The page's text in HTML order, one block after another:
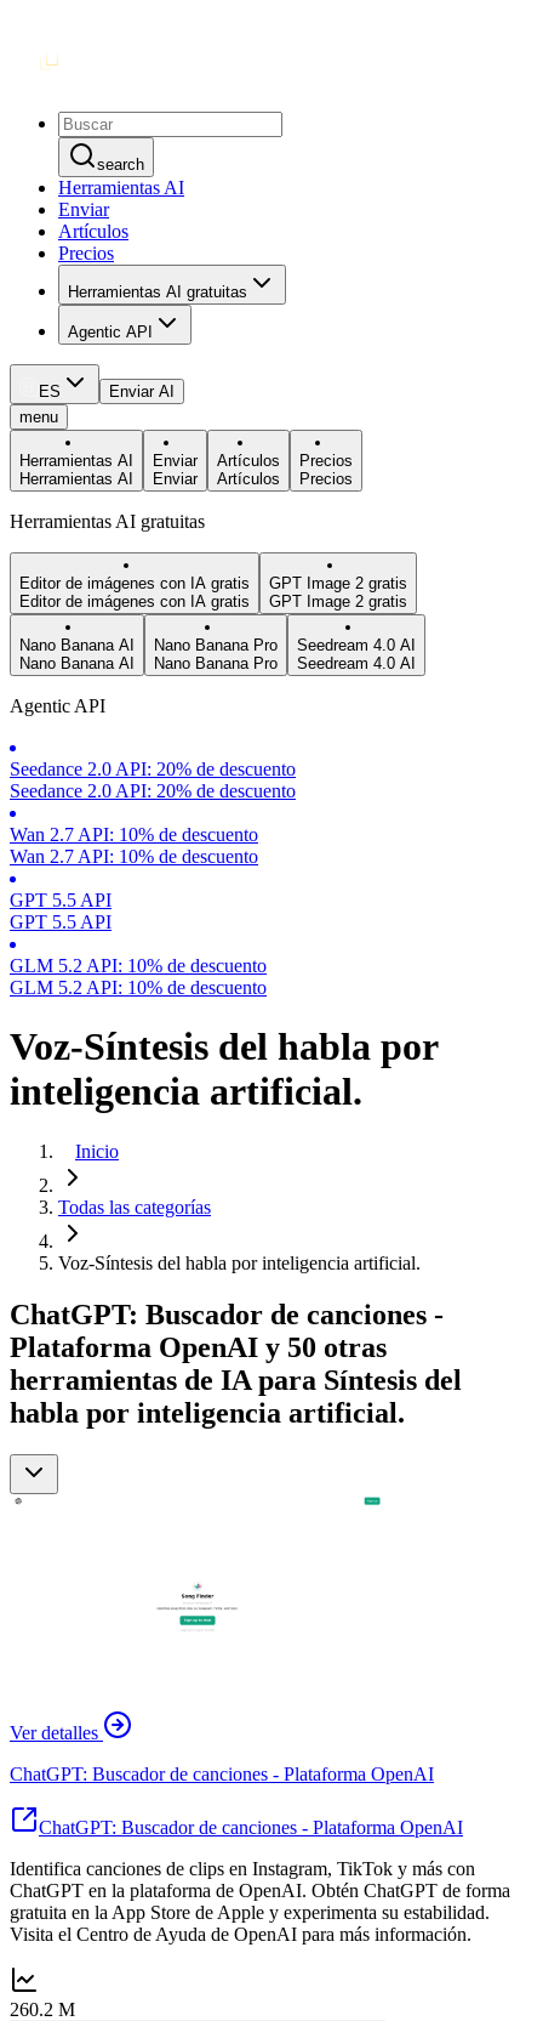
search
Herramientas AI
Enviar
Artículos
Precios
Herramientas AI gratuitas
Agentic API
ES
Enviar AI
menu
Herramientas AI
Herramientas AI
Enviar
Enviar
Artículos
Artículos
Precios
Precios
Herramientas AI gratuitas
Editor de imágenes con IA gratis
Editor de imágenes con IA gratis
GPT Image 2 gratis
GPT Image 2 gratis
Nano Banana AI
Nano Banana AI
Nano Banana Pro
Nano Banana Pro
Seedream 4.0 AI
Seedream 4.0 AI
Agentic API
Seedance 2.0 API: 20% de descuento
Seedance 2.0 API: 20% de descuento
Wan 2.7 API: 10% de descuento
Wan 2.7 API: 10% de descuento
GPT 5.5 API
GPT 5.5 API
GLM 5.2 API: 10% de descuento
GLM 5.2 API: 10% de descuento
Voz-Síntesis del habla por
inteligencia artificial.
Inicio
Todas las categorías
Voz-Síntesis del habla por inteligencia artificial.
ChatGPT: Buscador de canciones -
Plataforma OpenAI y 50 otras
herramientas de IA para Síntesis del
habla por inteligencia artificial.
Ver detalles
ChatGPT: Buscador de canciones - Plataforma OpenAI
ChatGPT: Buscador de canciones - Plataforma OpenAI
Identifica canciones de clips en Instagram, TikTok y más con
ChatGPT en la plataforma de OpenAI. Obtén ChatGPT de forma
gratuita en la App Store de Apple y experimenta su estabilidad.
Visita el Centro de Ayuda de OpenAI para más información.
260.2 M